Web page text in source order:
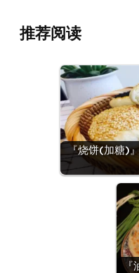
推荐阅读
『烧饼(加糖)
『